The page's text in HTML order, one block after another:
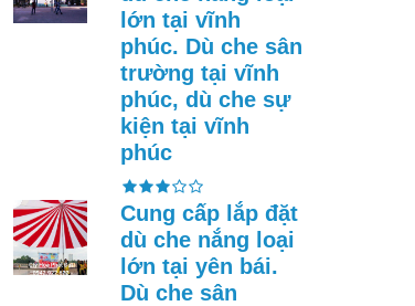
lớn tại vĩnh
phúc. Dù che sân
trường tại vĩnh
phúc, dù che sự
kiện tại vĩnh
phúc
Cung cấp lắp đặt
dù che nắng loại
lớn tại yên bái.
Dù che sân